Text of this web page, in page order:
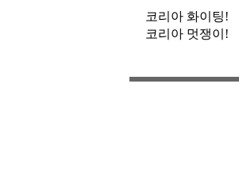
코리아 화이팅!
코리아 멋쟁이!